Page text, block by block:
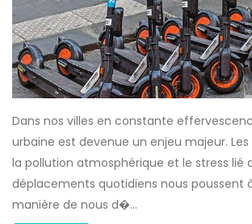
l
e
c
t
r
i
q
u
e
?
t
t
e
s
l
e
c
t
r
Dans nos villes en constante
urbaine est devenue un enjeu majeur.
la pollution atmosphérique et le stress lié
déplacements quotidiens nous poussent
manière de nous d�...